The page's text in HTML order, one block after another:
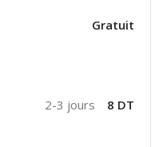
Gratuit
2-3 jours 8 DT